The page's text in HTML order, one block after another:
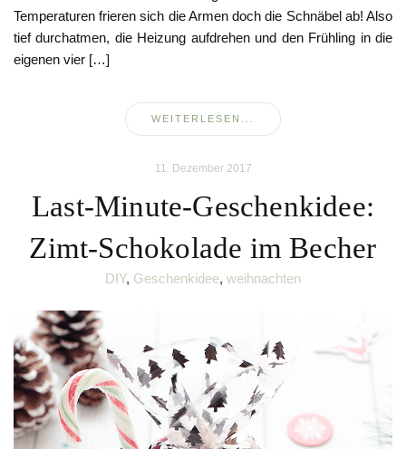
Temperaturen frieren sich die Armen doch die Schnäbel ab! Also
tief durchatmen, die Heizung aufdrehen und den Frühling in die
eigenen vier […]
WEITERLESEN...
11. Dezember 2017
Last-Minute-Geschenkidee:
Zimt-Schokolade im Becher
DIY, Geschenkidee, weihnachten